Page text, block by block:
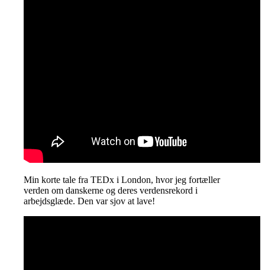
Min korte tale fra TEDx i London, hvor jeg fortæller
verden om danskerne og deres verdensrekord i
arbejdsglæde. Den var sjov at lave!